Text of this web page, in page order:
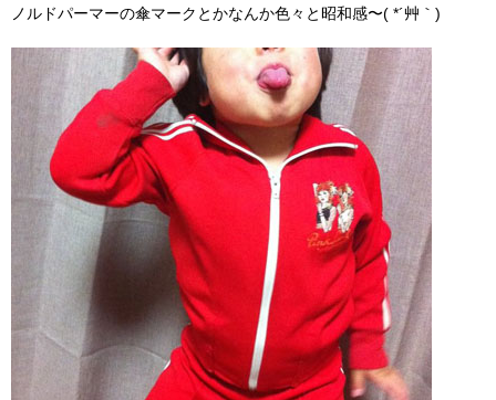
ノルドパーマーの傘マークとかなんか色々と昭和感〜( *´艸｀)